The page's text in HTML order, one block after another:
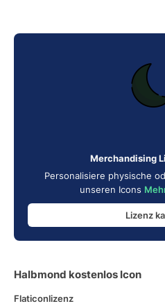
Merchandising
Personalisiere physische
unseren Icons
Lizenz
Halbmond kostenlos Icon
Flaticonlizenz